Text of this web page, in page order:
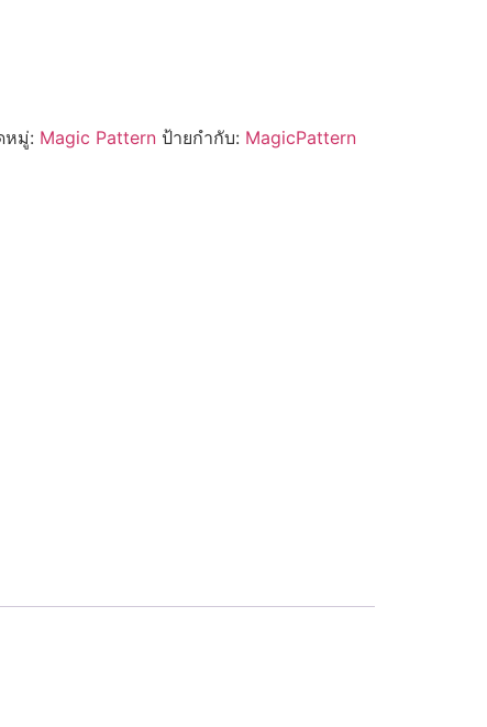
หมู่: Magic Pattern ป้ายกำกับ: MagicPattern